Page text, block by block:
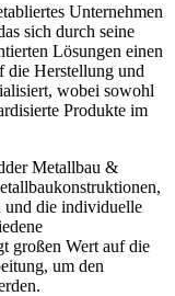
Unternehmen
sich durch seine
Lösungen einen
die Herstellung und
wobei sowohl
Produkte im
Metallbau &
und die individuelle
großen Wert auf die
um den